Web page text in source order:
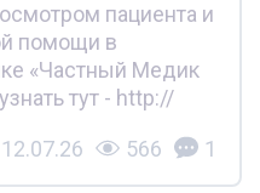
пациента и
помощи в
«Частный Медик
тут - http://
12.07.26 566 1